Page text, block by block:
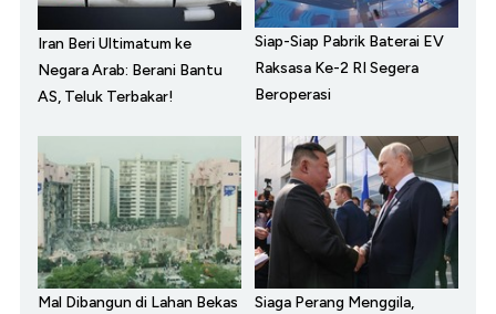
Iran Beri Ultimatum ke
Negara Arab: Berani Bantu
AS, Teluk Terbakar!
Siap-Siap Pabrik Baterai EV
Raksasa Ke-2 RI Segera
Beroperasi
Mal Dibangun di Lahan Bekas
Siaga Perang Menggila,